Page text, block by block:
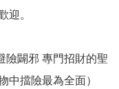
迎。
險闢邪 專門招財的聖
中擋險最為全面）